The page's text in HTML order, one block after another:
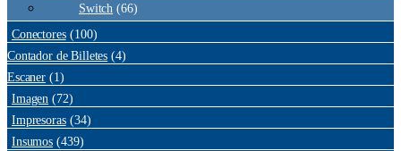
Switch (66)
Conectores (100)
Contador de Billetes (4)
Escaner (1)
Imagen (72)
Impresoras (34)
Insumos (439)